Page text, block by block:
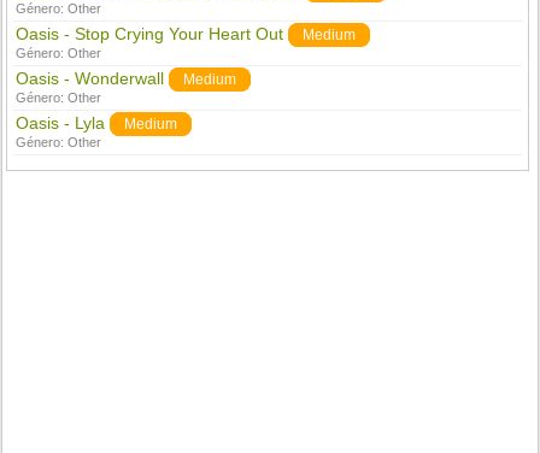
Género:Other
Oasis - Stop Crying Your Heart Out Medium
Género:Other
Oasis - Wonderwall Medium
Género:Other
Oasis - Lyla Medium
Género:Other